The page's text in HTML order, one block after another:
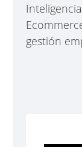
gestión